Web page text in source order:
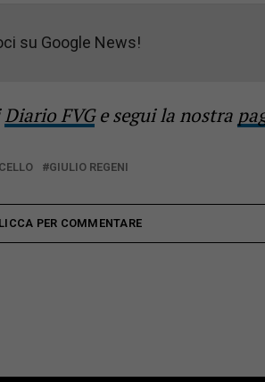
su Google News!
Diario FVGe segui la nostra
GIULIO REGENI
PER COMMENTARE